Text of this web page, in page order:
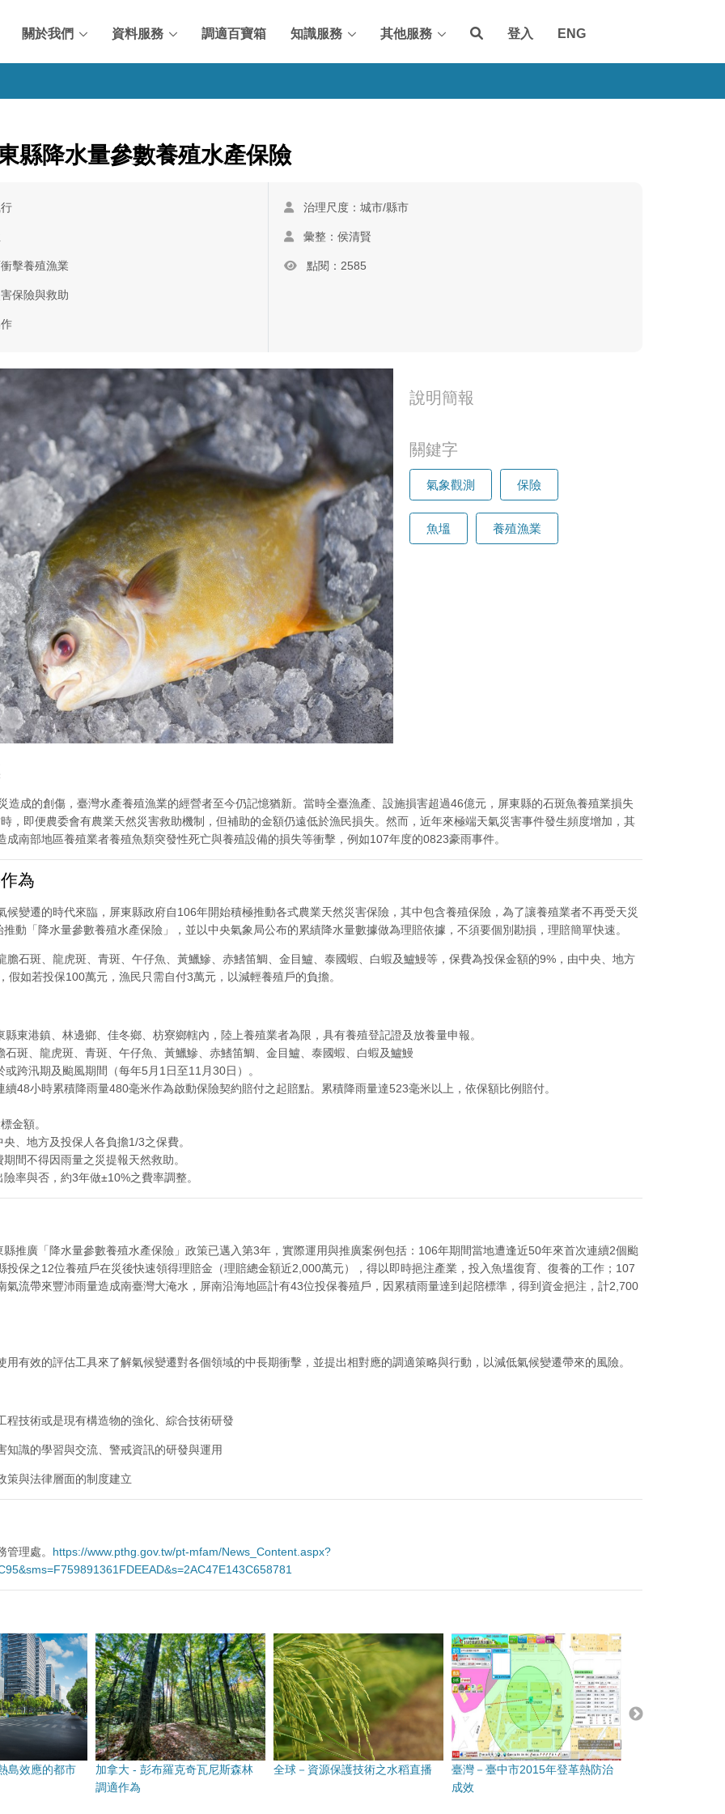
關於我們 資料服務 調適百寶箱 知識服務 其他服務 登入 ENG
縣降水量參數養殖水產保險
擊養殖漁業
保險與救助
治理尺度：城市/縣市
彙整：侯清賢
點閱：2585
說明簡報
關鍵字
氣象觀測 保險
魚塭 養殖漁業
造成的創傷，臺灣水產養殖漁業的經營者至今仍記憶猶新。當時全臺漁產、設施損害超過46億元，屏東縣的石斑魚養殖業損失
，即便農委會有農業天然災害救助機制，但補助的金額仍遠低於漁民損失。然而，近年來極端天氣災害事件發生頻度增加，其
成南部地區養殖業者養殖魚類突發性死亡與養殖設備的損失等衝擊，例如107年度的0823豪雨事件。
為
候變遷的時代來臨，屏東縣政府自106年開始積極推動各式農業天然災害保險，其中包含養殖保險，為了讓養殖業者不再受天災
動「降水量參數養殖水產保險」，並以中央氣象局公布的累績降水量數據做為理賠依據，不須要個別勘損，理賠簡單快速。
膽石斑、龍虎斑、青斑、午仔魚、黃鱲鰺、赤鰭笛鯛、金目鱸、泰國蝦、白蝦及鱸鰻等，保費為投保金額的9%，由中央、地方
假如若投保100萬元，漁民只需自付3萬元，以減輕養殖戶的負擔。
縣東港鎮、林邊鄉、佳冬鄉、枋寮鄉轄內，陸上養殖業者為限，具有養殖登記證及放養量申報。
石斑、龍虎斑、青斑、午仔魚、黃鱲鰺、赤鰭笛鯛、金目鱸、泰國蝦、白蝦及鱸鰻
或跨汛期及颱風期間（每年5月1日至11月30日）。
續48小時累積降雨量480毫米作為啟動保險契約賠付之起賠點。累積降雨量達523毫米以上，依保額比例賠付。
金額。
、地方及投保人各負擔1/3之保費。
間不得因雨量之災提報天然救助。
率與否，約3年做±10%之費率調整。
推廣「降水量參數養殖水產保險」政策已邁入第3年，實際運用與推廣案例包括：106年期間當地遭逢近50年來首次連續2個颱
投保之12位養殖戶在災後快速領得理賠金（理賠總金額近2,000萬元），得以即時挹注產業，投入魚塭復育、復養的工作；107
氣流帶來豐沛雨量造成南臺灣大淹水，屏南沿海地區計有43位投保養殖戶，因累積雨量達到起陪標準，得到資金挹注，計2,700
用有效的評估工具來了解氣候變遷對各個領域的中長期衝擊，並提出相對應的調適策略與行動，以減低氣候變遷帶來的風險。
程技術或是現有構造物的強化、綜合技術研發
知識的學習與交流、警戒資訊的研發與運用
策與法律層面的制度建立
理處。 https://www.pthg.gov.tw/pt-mfam/News_Content.aspx?
島效應的都市
加拿大 - 彭布羅克奇瓦尼斯森林
調適作為
全球－資源保護技術之水稻直播
臺灣－臺中市2015年登革熱防治
成效